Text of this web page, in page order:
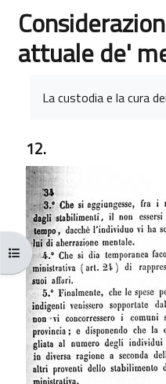
Kursindex öffnen
attuale de'
La custodia e la cura
12.